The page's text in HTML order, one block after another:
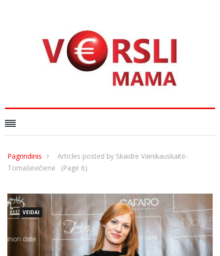
Pagrindinis
Articles posted by Skaidrė Vainikauskaitė-
Tomaševičienė
(Page 6)
VEIDAI